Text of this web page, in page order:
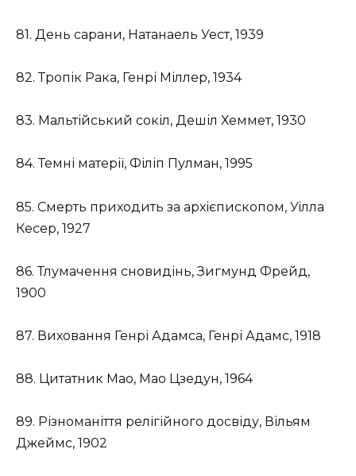
81. День сарани, Натанаель Уест, 1939
82. Тропік Рака, Генрі Міллер, 1934
83. Мальтійський сокіл, Дешіл Хеммет, 1930
84. Темні матерії, Філіп Пулман, 1995
85. Смерть приходить за архієпископом, Уілла
Кесер, 1927
86. Тлумачення сновидінь, Зигмунд Фрейд,
1900
87. Виховання Генрі Адамса, Генрі Адамс, 1918
88. Цитатник Мао, Мао Цзедун, 1964
89. Різноманіття релігійного досвіду, Вільям
Джеймс, 1902